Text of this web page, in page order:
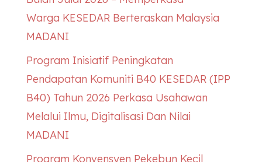
Warga KESEDARBerteraskan Malaysia
MADANI
Program Inisiatif Peningkatan
Pendapatan Komuniti B40 KESEDAR(IPP
B40) Tahun 2026 Perkasa Usahawan
Melalui Ilmu, Digitalisasi Dan Nilai
MADANI
Program Konvensyen Pekebun Kecil